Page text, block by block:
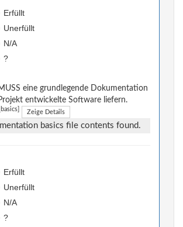
Erfüllt
Unerfüllt
N/A
?
eine grundlegende Dokumentation
entwickelte Software liefern.
Zeige Details
basics file contents found.
Erfüllt
Unerfüllt
N/A
?